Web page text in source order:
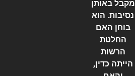
מקבל באותן
נסיבות. הוא
בוחן האם
החלטת
הרשות
הייתה כדין,